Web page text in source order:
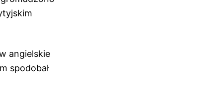
angielskie
spodobał